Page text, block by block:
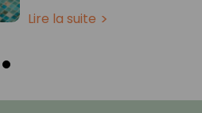
Lire la suite